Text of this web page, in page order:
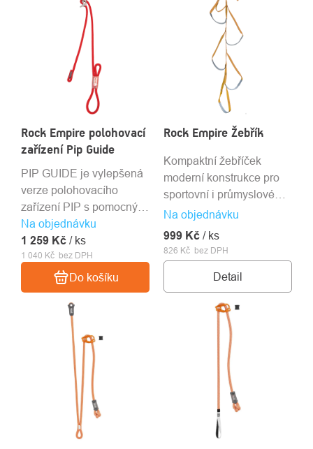
Rock Empire polohovací
zařízení Pip Guide
Na objednávku
1 040 Kč bez DPH
1 259 Kč / ks
Do košíku
PIP GUIDE je vylepšená
verze polohovacího
zařízení PIP s pomocným
okem pro snadnou
instalaci slaňovacího
systému. Díky
nastavitelné délce 20–
100 cm ho jednoduše
přizpůsobíte své potřebě.
Rock Empire Žebřík
Na objednávku
826 Kč bez DPH
999 Kč / ks
Detail
Kompaktní žebříček
moderní konstrukce pro
sportovní i průmyslové
použití.